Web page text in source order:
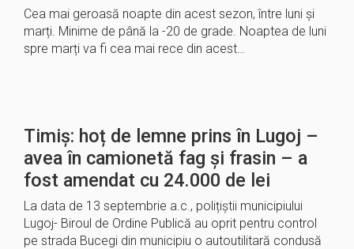
Cea mai geroasă noapte din acest sezon, între luni și
marți. Minime de până la -20 de grade. Noaptea de luni
spre marți va fi cea mai rece din acest…
Timiș: hoț de lemne prins în Lugoj –
avea în camionetă fag și frasin – a
fost amendat cu 24.000 de lei
La data de 13 septembrie a.c., polițiștii municipiului
Lugoj- Biroul de Ordine Publică au oprit pentru control
pe strada Bucegi din municipiu o autoutilitară condusă